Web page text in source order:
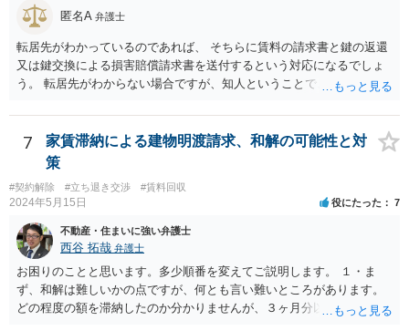
匿名A 弁護士
転居先がわかっているのであれば、 そちらに賃料の請求書と鍵の返還
又は鍵交換による損害賠償請求書を送付するという対応になるでしょ
う。 転居先がわからない場合ですが、知人ということで、連絡がつく
で、適切な対応が望めない場合は、債権回収を弁護士に依頼すること
をご検討ください。
7
家賃滞納による建物明渡請求、和解の可能性と対
策
#契約解除 #立ち退き交渉 #賃料回収
2024年5月15日 役にたった 7
不動産・住まいに強い弁護士
西谷 拓哉 弁護士
お困りのことと思います。多少順番を変えてご説明します。 １・ま
ず、和解は難しいかの点ですが、何とも言い難いところがあります。
どの程度の額を滞納したのか分かりませんが、３ヶ月分以上滞納した